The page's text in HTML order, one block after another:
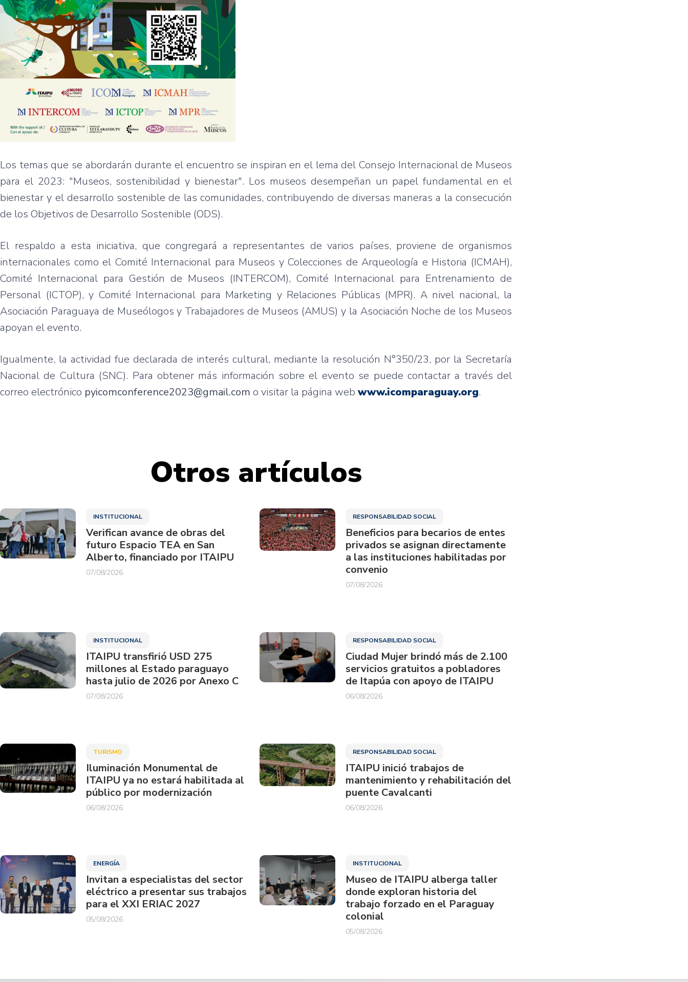
Los temas que se abordarán durante el encuentro se inspiran en el lema del Consejo Internacional de Museos
para el 2023: "Museos, sostenibilidad y bienestar". Los museos desempeñan un papel fundamental en el
bienestar y el desarrollo sostenible de las comunidades, contribuyendo de diversas maneras a la consecución
de los Objetivos de Desarrollo Sostenible (ODS).
El respaldo a esta iniciativa, que congregará a representantes de varios países, proviene de organismos
internacionales como el Comité Internacional para Museos y Colecciones de Arqueología e Historia (ICMAH),
Comité Internacional para Gestión de Museos (INTERCOM), Comité Internacional para Entrenamiento de
Personal (ICTOP), y Comité Internacional para Marketing y Relaciones Públicas (MPR). A nivel nacional, la
Asociación Paraguaya de Museólogos y Trabajadores de Museos (AMUS) y la Asociación Noche de los Museos
apoyan el evento.
Igualmente, la actividad fue declarada de interés cultural, mediante la resolución N°350/23, por la Secretaría
Nacional de Cultura (SNC). Para obtener más información sobre el evento se puede contactar a través del
correo electrónico pyicomconference2023@gmail.com o visitar la página webwww.icomparaguay.org.
Otros artículos
INSTITUCIONAL
Verifican avance de obras del
futuro Espacio TEA en San
Alberto, financiado por ITAIPU
07/08/2026
RESPONSABILIDAD SOCIAL
Beneficios para becarios de entes
privados se asignan directamente
a las instituciones habilitadas por
convenio
07/08/2026
INSTITUCIONAL
ITAIPU transfirió USD 275
millones al Estado paraguayo
hasta julio de 2026 por Anexo C
07/08/2026
RESPONSABILIDAD SOCIAL
Ciudad Mujer brindó más de 2.100
servicios gratuitos a pobladores
de Itapúa con apoyo de ITAIPU
06/08/2026
TURISMO
Iluminación Monumental de
ITAIPU ya no estará habilitada al
público por modernización
06/08/2026
RESPONSABILIDAD SOCIAL
ITAIPU inició trabajos de
mantenimiento y rehabilitación del
puente Cavalcanti
06/08/2026
ENERGÍA
Invitan a especialistas del sector
eléctrico a presentar sus trabajos
para el XXI ERIAC 2027
05/08/2026
INSTITUCIONAL
Museo de ITAIPU alberga taller
donde exploran historia del
trabajo forzado en el Paraguay
colonial
05/08/2026